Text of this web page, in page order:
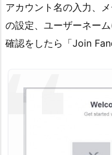
アカウント名の入力、
の設定、ユーザーネー
確認をしたら「Join